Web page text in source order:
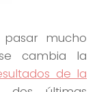
mucho
cambia la
de la